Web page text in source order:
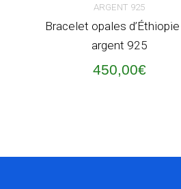
ARGENT 925
Bracelet opales
argent 925
450,00€